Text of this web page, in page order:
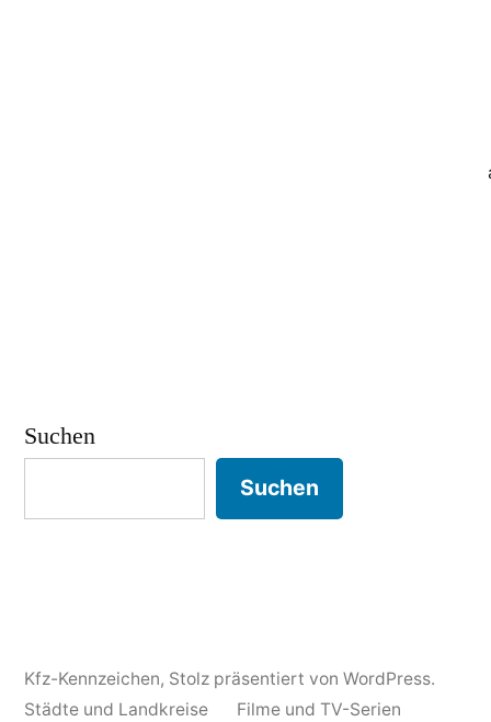
Suchen
Suchen
Kfz-Kennzeichen, Stolz präsentiert von WordPress.
Städte und Landkreise
Filme und TV-Serien